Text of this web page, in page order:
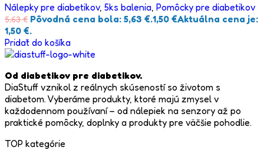
Nálepky pre diabetikov, 5ks balenia Pomôcky pre diabetikov
5,63€ Pôvodná cena bola: 5,63 €.1,50 €Aktuálna cena je:
1,50 €.
Pridať do košíka
Od diabetikov pre diabetikov.
DiaStuff vznikol z reálnych skúseností so životom s
diabetom. Vyberáme produkty, ktoré majú zmysel v
každodennom používaní – od nálepiek na senzory až po
praktické pomôcky, doplnky a produkty pre väčšie pohodlie.
TOP kategórie